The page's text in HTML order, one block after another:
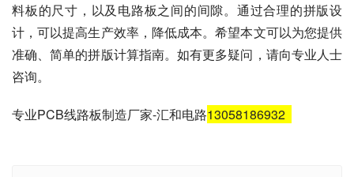
料板的尺寸，以及电路板之间的间隙。通过合理的拼版设
计，可以提高生产效率，降低成本。希望本文可以为您提供
准确、简单的拼版计算指南。如有更多疑问，请向专业人士
咨询。
专业PCB线路板制造厂家-汇和电路13058186932